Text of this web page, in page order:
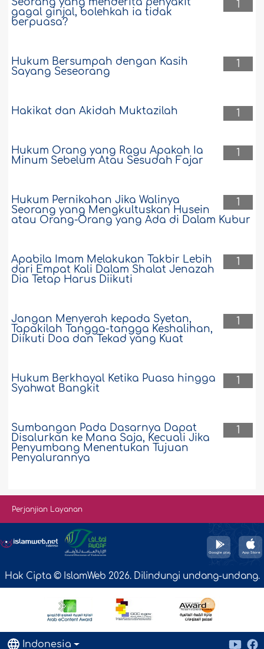
1
gagal ginjal, bolehkah ia tidak
berpuasa?
1
Hukum Bersumpah dengan Kasih
Sayang Seseorang
1
Hakikat dan Akidah Muktazilah
1
Hukum Orang yang Ragu Apakah Ia
Minum Sebelum Atau Sesudah Fajar
1
Hukum Pernikahan Jika Walinya
Seorang yang Mengkultuskan Husein
atau Orang-Orang yang Ada di Dalam Kubur
1
Apabila Imam Melakukan Takbir Lebih
dari Empat Kali Dalam Shalat Jenazah
Dia Tetap Harus Diikuti
1
Jangan Menyerah kepada Syetan,
Tapakilah Tangga-tangga Keshalihan,
Diikuti Doa dan Tekad yang Kuat
1
Hukum Berkhayal Ketika Puasa hingga
Syahwat Bangkit
1
Sumbangan Pada Dasarnya Dapat
Disalurkan ke Mana Saja, Kecuali Jika
Penyumbang Menentukan Tujuan
Penyalurannya
Perjanjian Layanan
Hak Cipta © IslamWeb 2026. Dilindungi undang-undang.
Indonesia